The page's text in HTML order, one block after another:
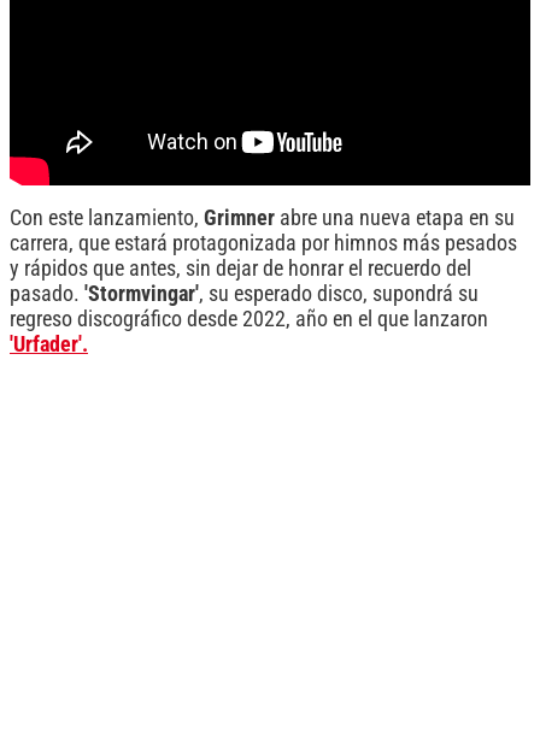
Con este lanzamiento, Grimner abre una nueva etapa en su
carrera, que estará protagonizada por himnos más pesados
y rápidos que antes, sin dejar de honrar el recuerdo del
pasado. 'Stormvingar', su esperado disco, supondrá su
regreso discográfico desde 2022, año en el que lanzaron
'Urfader'.